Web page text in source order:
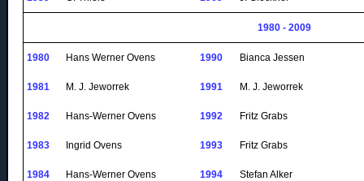
1980 - 2009
1980 Hans Werner Ovens 1990 Bianca Jessen
1981 M. J. Jeworrek 1991 M. J. Jeworrek
1982 Hans-Werner Ovens 1992 Fritz Grabs
1983 Ingrid Ovens 1993 Fritz Grabs
1984 Hans-Werner Ovens 1994 Stefan Alker